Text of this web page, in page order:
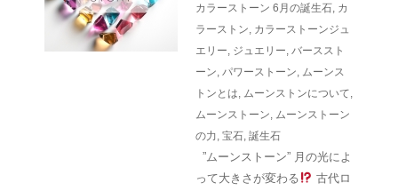
カラーストーン 6月の誕生石, カ
ラーストン, カラーストーンジュ
エリー, ジュエリー, バーススト
ーン, パワーストーン, ムーンス
トンとは, ムーンストンについて,
ムーンストーン, ムーンストーン
の力, 宝石, 誕生石
”ムーンストーン” 月の光によ
って大きさが変わる
古代ロ